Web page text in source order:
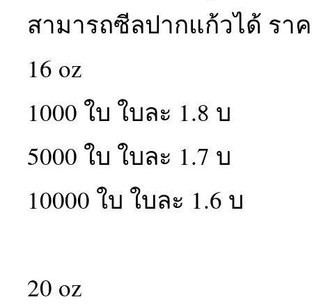
สามารถซีลปากแก้วได้ รา
16 oz
1000 ใบ ใบละ 1.8 บ
5000 ใบ ใบละ 1.7 บ
10000 ใบ ใบละ 1.6 บ
20 oz